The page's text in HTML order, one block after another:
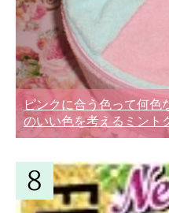
ピンクに合う色って何色
のいい色を考えるミント